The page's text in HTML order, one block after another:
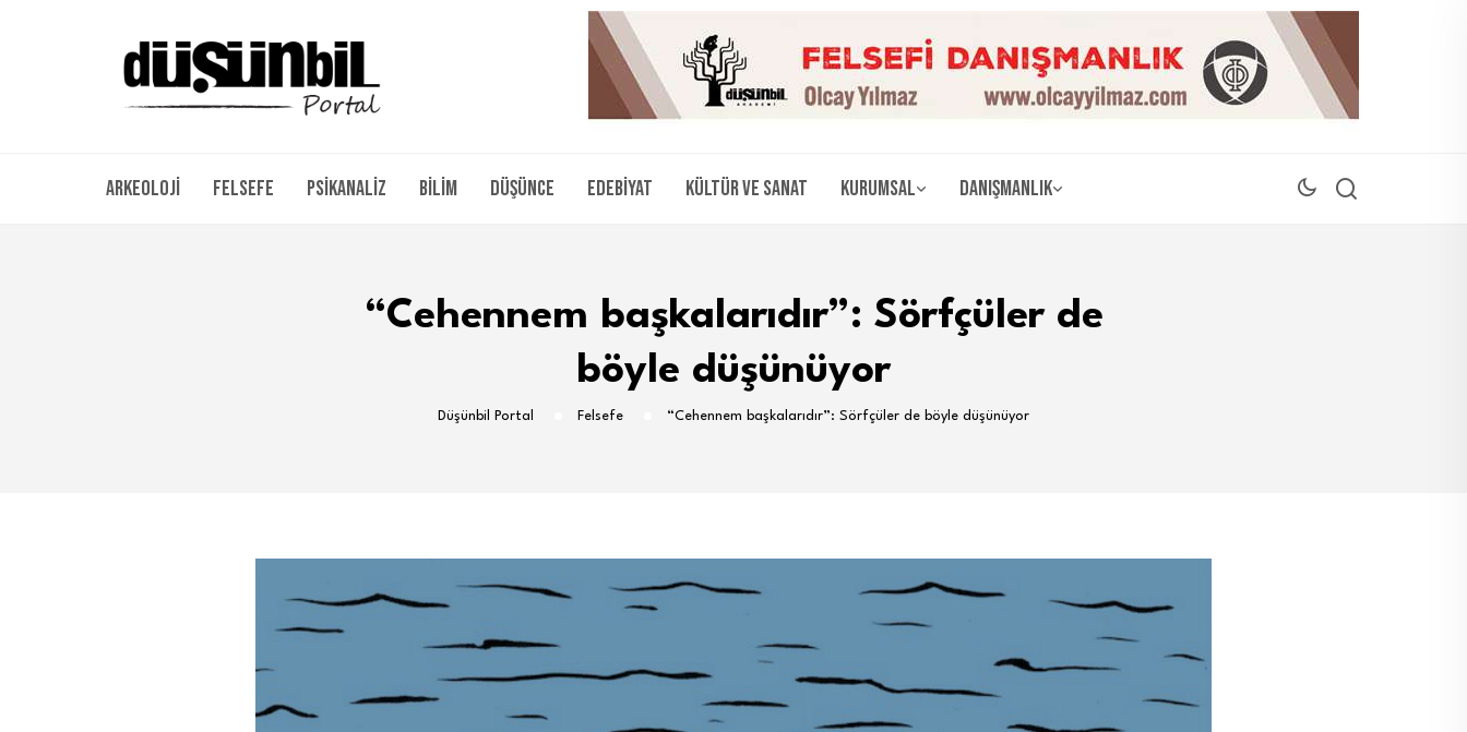
Arkeoloji Felsefe Psikanaliz Bilim Düşünce Edebiyat Kültür ve Sanat Kurumsal Danışmanlık
“Cehennem başkalarıdır”: Sörfçüler de
böyle düşünüyor
Düşünbil Portal Felsefe “Cehennem başkalarıdır”: Sörfçüler de böyle düşünüyor